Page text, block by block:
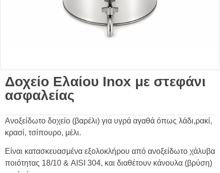
Δοχείο Ελαίου Inox με στεφάνι
ασφαλείας
Ανοξείδωτο δοχείο (βαρέλι) για υγρά αγαθά όπως λάδι,ρακί,
κρασί, τσίπουρο, μέλι.
Είναι κατασκευασμένα εξολοκλήρου από ανοξείδωτο χάλυβα
ποιότητας 18/10 & AISI 304, και διαθέτουν κάνουλα (βρύση)